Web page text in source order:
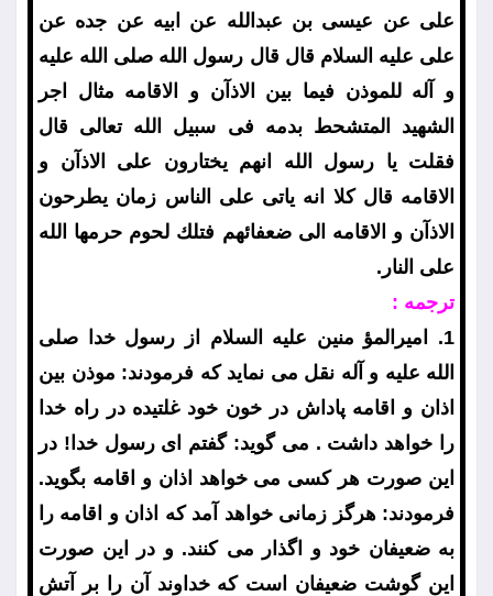
على عن عيسى بن عبدالله عن ابيه عن جده عن
على عليه السلام قال قال رسول الله صلى الله عليه
و آله للموذن فيما بين الاذآن و الاقامه مثال اجر
الشهيد المتشحط بدمه فى سبيل الله تعالى قال
فقلت يا رسول الله انهم يختارون على الاذآن و
الاقامه قال كلا انه ياتى على الناس زمان يطرحون
الاذآن و الاقامه الى ضعفائهم فتلك لحوم حرمها الله
على النار.
ترجمه :
1. اميرالمؤ منين عليه السلام از رسول خدا صلى
الله عليه و آله نقل مى نمايد كه فرمودند: موذن بين
اذان و اقامه پاداش در خون خود غلتيده در راه خدا
را خواهد داشت . مى گويد: گفتم اى رسول خدا! در
اين صورت هر كسى مى خواهد اذان و اقامه بگويد.
فرمودند: هرگز زمانى خواهد آمد كه اذان و اقامه را
به ضعيفان خود و اگذار مى كنند. و در اين صورت
اين گوشت ضعيفان است كه خداوند آن را بر آتش